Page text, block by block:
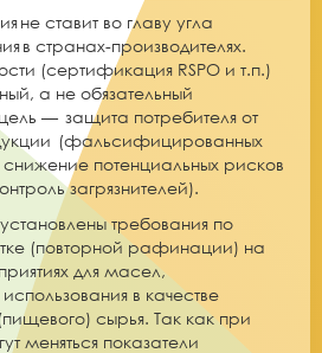
не ставит во главу угла
в странах-производителях.
(сертификация RSPO и т.п.)
а не обязательный
— защита потребителя от
(фальсифицированных
потенциальных рисков
загрязнителей).
требования по
(повторной рафинации) на
для масел,
в качестве
сырья. Так как при
меняться показатели